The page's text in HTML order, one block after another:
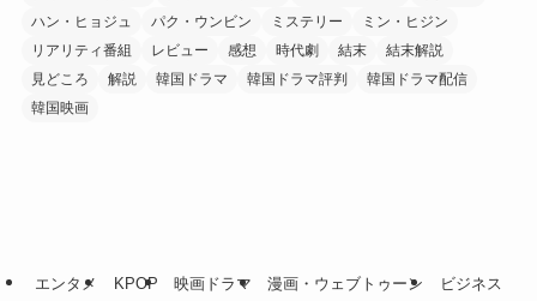
ハン・ヒョジュ
パク・ウンビン ミステリー
ミン・ヒジン
リアリティ番組
レビュー 感想 時代劇 結末
結末解説
見どころ
解説 韓国ドラマ 韓国ドラマ評判
韓国ドラマ配信
韓国映画
エンタメ KPOP 映画ドラマ 漫画・ウェブトゥーン ビジネス